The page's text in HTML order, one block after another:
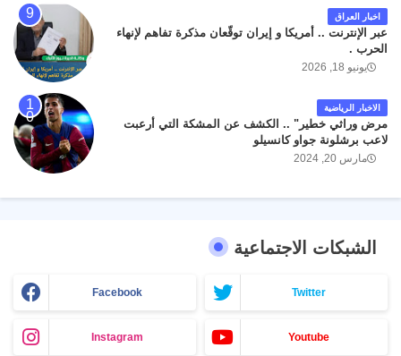
اخبار العراق
عبر الإنترنت .. أمريكا و إيران توقّعان مذكرة تفاهم لإنهاء
الحرب .
يونيو 18, 2026
الاخبار الرياضية
مرض وراثي خطير" .. الكشف عن المشكة التي أرعبت
لاعب برشلونة جواو كانسيلو
مارس 20, 2024
الشبكات الاجتماعية
Facebook Twitter
Instagram Youtube